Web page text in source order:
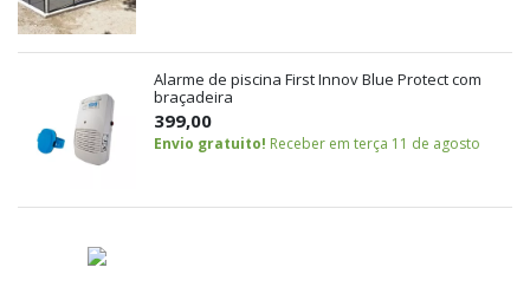
Alarme de piscina First Innov Blue Protect com
braçadeira
399,00
Envio gratuito! Receber em terça 11 de agosto